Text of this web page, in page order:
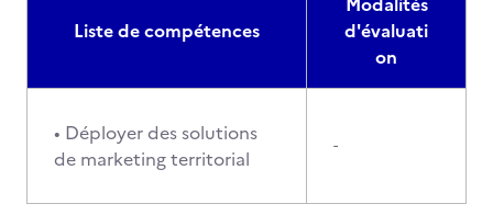
Liste de compétences
d'évaluati
on
• Déployer des solutions
de marketing territorial
-